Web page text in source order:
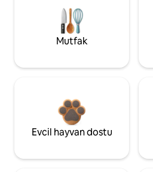
Mutfak
Evcil hayvan dostu